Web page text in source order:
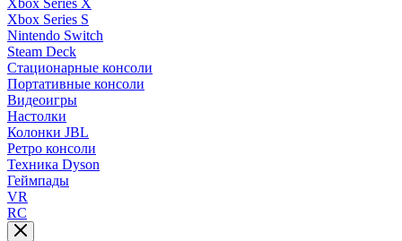
Xbox Series X
Xbox Series S
Nintendo Switch
Steam Deck
Стационарные консоли
Портативные консоли
Видеоигры
Настолки
Колонки JBL
Ретро консоли
Техника Dyson
Геймпады
VR
RC